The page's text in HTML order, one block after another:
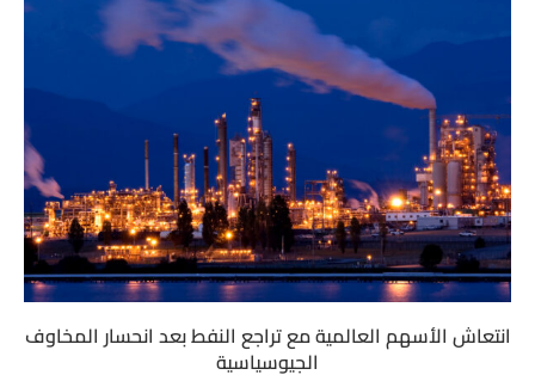
انتعاش الأسهم العالمية مع تراجع النفط بعد انحسار المخاوف
الجيوسياسية